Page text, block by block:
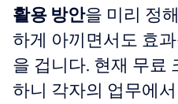
활용 방안을 미리 정
하게 아끼면서도 효
을 겁니다. 현재 무료
하니 각자의 업무에